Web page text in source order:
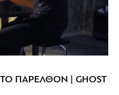
ΠΑΡΕΛΘΟΝ | GHOST